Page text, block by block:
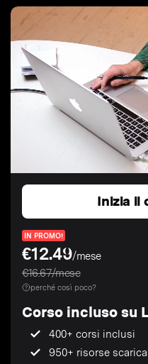
Inizia il
IN PROMO!
€12.49/mese
€16.67/mese
perché così poco?
Corso incluso su
400+ corsi inclusi
950+ risorse